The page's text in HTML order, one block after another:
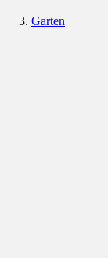
Garten